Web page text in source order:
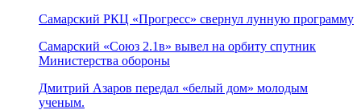
Самарский РКЦ «Прогресс» свернул лунную программу
Самарский «Союз 2.1в» вывел на орбиту спутник
Министерства обороны
Дмитрий Азаров передал «белый дом» молодым
ученым.